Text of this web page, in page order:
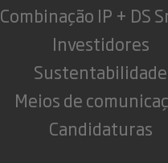
Combinação IP + DS
Investidores
Sustentabilidade
Meios de
Candidaturas